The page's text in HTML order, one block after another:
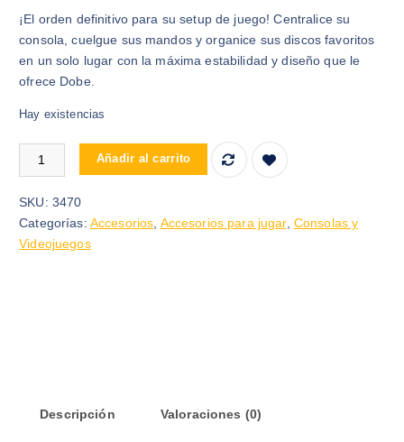
¡El orden definitivo para su setup de juego! Centralice su
consola, cuelgue sus mandos y organice sus discos favoritos
en un solo lugar con la máxima estabilidad y diseño que le
ofrece Dobe.
Hay existencias
ORGANIZADOR PARA VIDEOJUEGOS PS4 DOBE
Añadir al carrito
SKU: 3470
Categorías: Accesorios Accesorios para jugar, Consolas y
Videojuegos
Descripción Valoraciones (0)